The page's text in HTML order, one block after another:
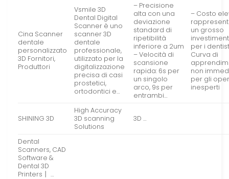
Cina Scanner
dentale
personalizzato
3D Fornitori,
Produttori
Vsmile 3D
Dental Digital
Scanner è uno
scanner 3D
dentale
professionale,
utilizzato per la
digitalizzazione
precisa di casi
prostetici,
ortodontici e…
– Precisione
alta con una
deviazione
standard di
ripetibilità
inferiore a 2um
– Velocità di
scansione
rapida: 6s per
un singolo
arco, 9s per
entrambi…
– Costo
un grosso
per i
Curva di
non
per gli
inesperti
SHINING 3D
High Accuracy
3D scanning
Solutions
3D …
Dental
Scanners, CAD
Software &
Dental 3D
Printers丨 …